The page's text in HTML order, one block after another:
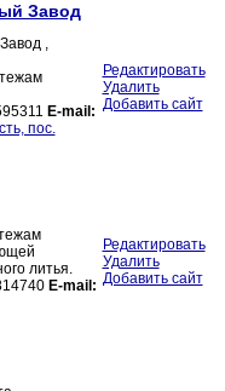
Завод
,
E-mail:
пос.
Редактировать
Удалить
Добавить сайт
литья.
E-mail:
Редактировать
Удалить
Добавить сайт